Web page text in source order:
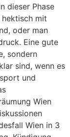
dieser Phase
hektisch mit
oder man
Eine gute
sondern
sind, wenn es
und
Wien
Wien in 3